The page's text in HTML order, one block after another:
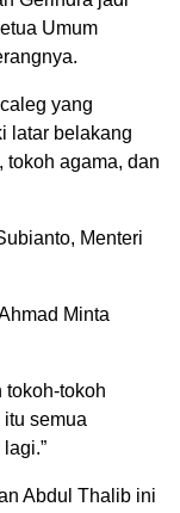
Umum
yang
latar belakang
tokoh agama, dan
Menteri
Minta
tokoh-tokoh
semua
Abdul Thalib ini